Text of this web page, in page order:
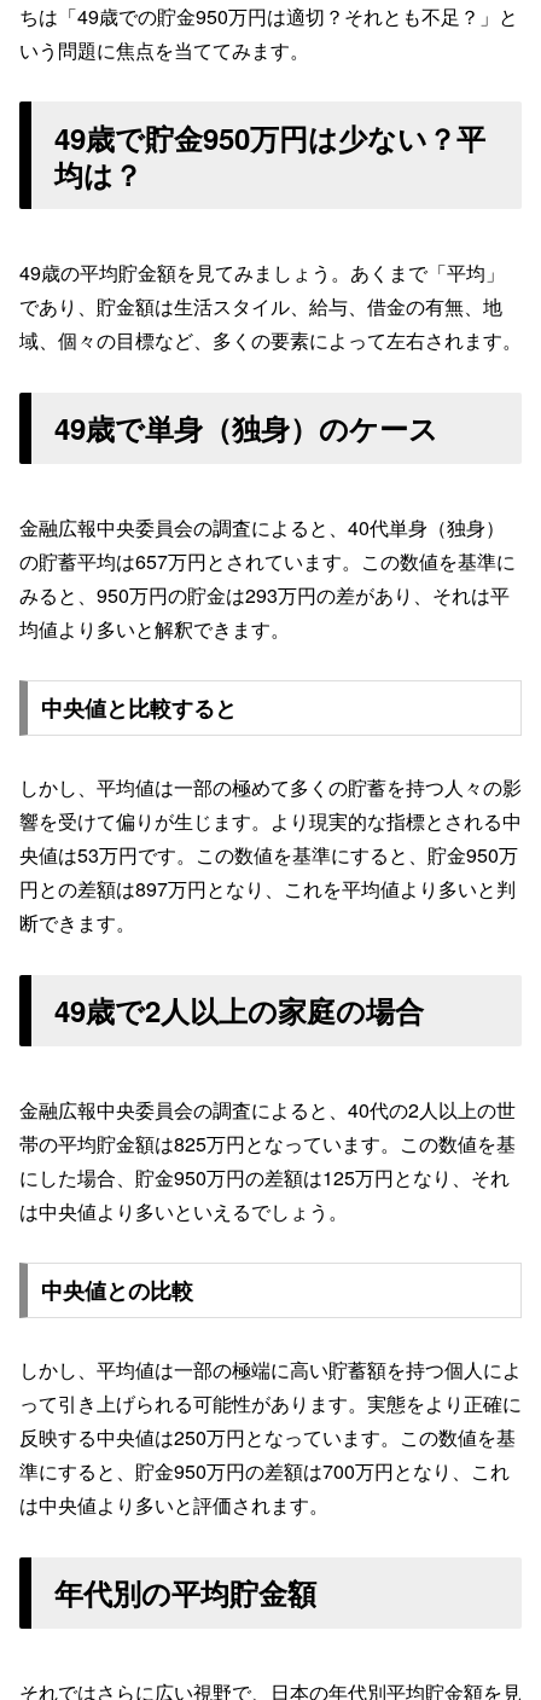
ちは「49歳での貯金950万円は適切？それとも不足？」と
いう問題に焦点を当ててみます。
49歳で貯金950万円は少ない？平
均は？
49歳の平均貯金額を見てみましょう。あくまで「平均」
であり、貯金額は生活スタイル、給与、借金の有無、地
域、個々の目標など、多くの要素によって左右されます。
49歳で単身（独身）のケース
金融広報中央委員会の調査によると、40代単身（独身）
の貯蓄平均は657万円とされています。この数値を基準に
みると、950万円の貯金は293万円の差があり、それは平
均値より多いと解釈できます。
中央値と比較すると
しかし、平均値は一部の極めて多くの貯蓄を持つ人々の影
響を受けて偏りが生じます。より現実的な指標とされる中
央値は53万円です。この数値を基準にすると、貯金950万
円との差額は897万円となり、これを平均値より多いと判
断できます。
49歳で2人以上の家庭の場合
金融広報中央委員会の調査によると、40代の2人以上の世
帯の平均貯金額は825万円となっています。この数値を基
にした場合、貯金950万円の差額は125万円となり、それ
は中央値より多いといえるでしょう。
中央値との比較
しかし、平均値は一部の極端に高い貯蓄額を持つ個人によ
って引き上げられる可能性があります。実態をより正確に
反映する中央値は250万円となっています。この数値を基
準にすると、貯金950万円の差額は700万円となり、これ
は中央値より多いと評価されます。
年代別の平均貯金額
それではさらに広い視野で、日本の年代別平均貯金額を見